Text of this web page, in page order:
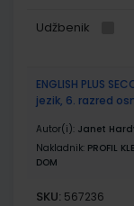
Udžbenik
ENGLISH PLUS
jezik, 6. razred
Autor(i): Janet
Nakladnik: PROFIL
DOM
SKU: 567236